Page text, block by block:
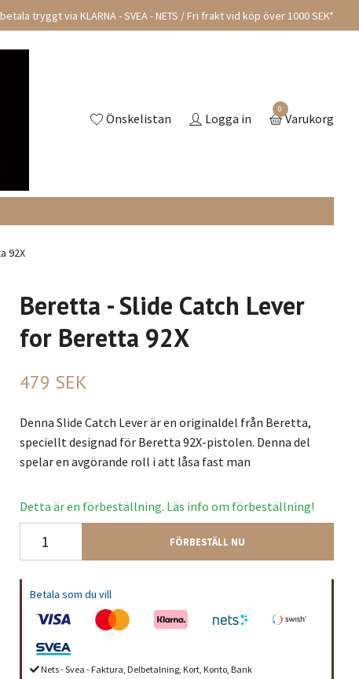
tryggt via KLARNA - SVEA - NETS / Fri frakt vid köp över 1000 SEK*
Önskelistan Logga in
0
Varukorg
92X
Beretta - Slide Catch Lever
for Beretta 92X
479 SEK
Denna Slide Catch Lever är en originaldel från Beretta,
speciellt designad för Beretta 92X-pistolen. Denna del
spelar en avgörande roll i att låsa fast man
Detta är en förbeställning. Läs info om förbeställning!
FÖRBESTÄLL NU
Betala som du vill
Nets - Svea - Faktura, Delbetalning, Kort, Konto, Bank